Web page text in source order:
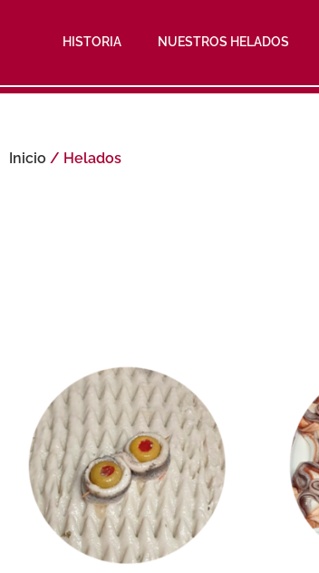
HISTORIA NUESTROS HELADOS
Inicio / Helados